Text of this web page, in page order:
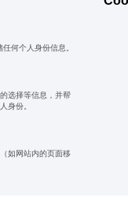
体方
针
Ltd.
何个人身份信息。
选择等信息，并帮
身份。
如网站内的页面移